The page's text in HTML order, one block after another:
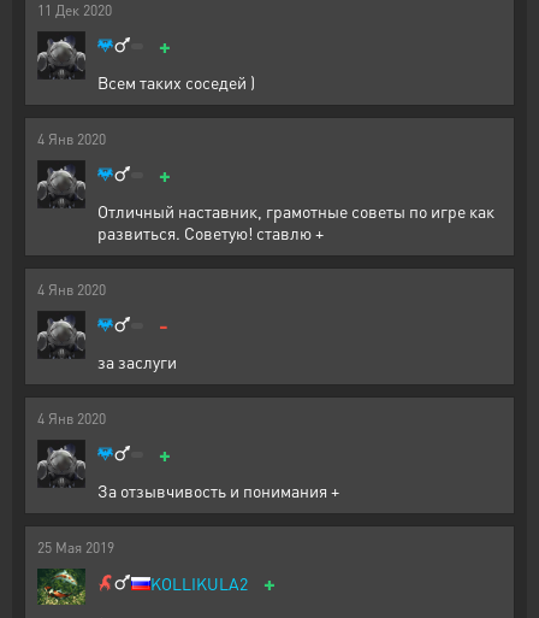
11 Дек 2020
+
Всем таких соседей )
4 Янв 2020
+
Отличный наставник, грамотные советы по игре как
развиться. Советую! ставлю +
4 Янв 2020
-
за заслуги
4 Янв 2020
+
За отзывчивость и понимания +
25 Мая 2019
KOLLIKULA2 +